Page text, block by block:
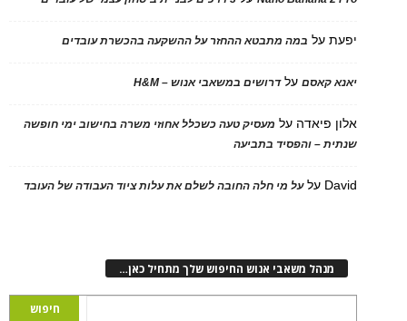
יפעתעל במה מתבטא ההחזר על ההשקעה בהכשרת עובדים
יאנא קאסםעלדרושים במשאבי אנוש – H&M
אלון פיאדה על מעסיק טעה כשכלל אחוזי משרה בחישוב ימי חופשה
שנתית – והפסיד בתביעה
David עלעל מי חלה החובה לשלם את עלות ציוד העבודה של העובד
מנהל משאבי אנוש החיפוש שלך מתחיל כאן…